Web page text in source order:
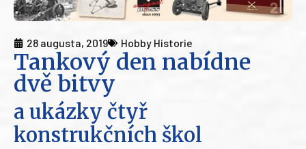
28 augusta, 2019 Hobby Historie
Tankový den nabídne
dvě bitvy
a ukázky čtyř
konstrukčních škol